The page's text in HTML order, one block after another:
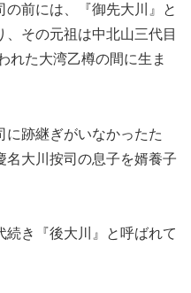
前には、『御先大川』と
その元祖は中北山三代目
れた大湾乙樽の間に生ま
に跡継ぎがいなかったた
名大川按司の息子を婿養子
続き『後大川』と呼ばれて